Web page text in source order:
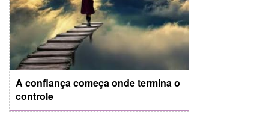
A confiança começa onde termina o
controle